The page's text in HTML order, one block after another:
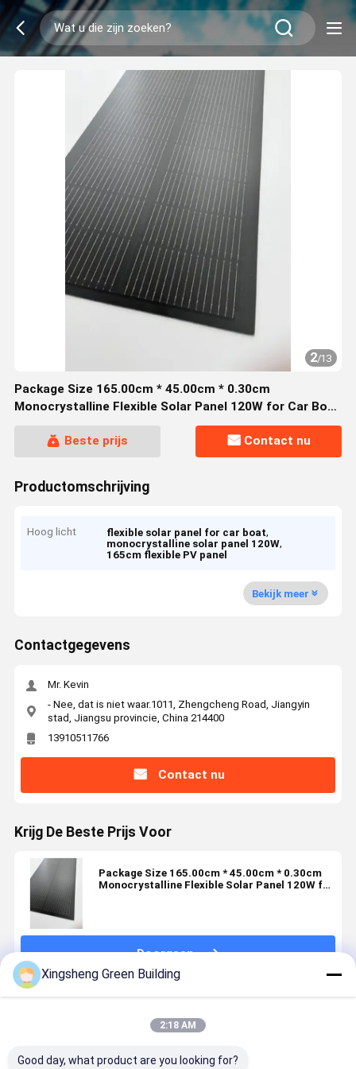
2/13
Package Size 165.00cm * 45.00cm * 0.30cm
Monocrystalline Flexible Solar Panel 120W for Car Boat
Beste prijs
Contact nu
Productomschrijving
Hoog licht flexible solar panel for car boat,
monocrystalline solar panel 120W,
165cm flexible PV panel
Bekijk meer
Contactgegevens
Mr. Kevin
- Nee, dat is niet waar.1011, Zhengcheng Road, Jiangyin
stad, Jiangsu provincie, China 214400
13910511766
Contact nu
Krijg De Beste Prijs Voor
Package Size 165.00cm * 45.00cm * 0.30cm
Monocrystalline Flexible Solar Panel 120W for
Doorgaan
Xingsheng Green Building
2:18 AM
Good day, what product are you looking for?